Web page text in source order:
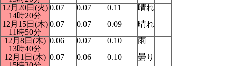
12月20日(火)
14時20分
0.07 0.07 0.11
晴れ
12月15日(木)
11時50分
0.07 0.07 0.09
晴れ
12月8日(木)
13時40分
0.06 0.07 0.10
雨
12月1日(木) 0.07 0.06 0.10
曇り